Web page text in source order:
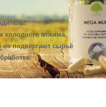
холодного отжима,
не подвергают сырьё